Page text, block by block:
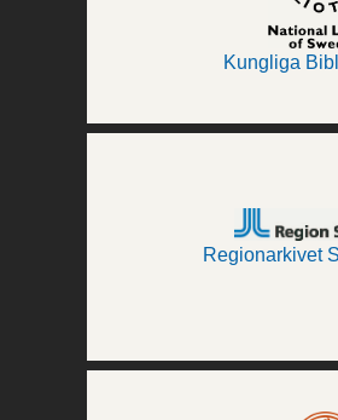
Kungliga
Regionarkivet